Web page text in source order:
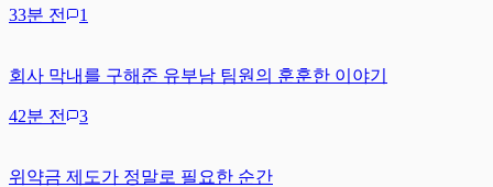
33분 전 1
회사 막내를 구해준 유부남 팀원의 훈훈한 이야기
42분 전 3
위약금 제도가 정말로 필요한 순간